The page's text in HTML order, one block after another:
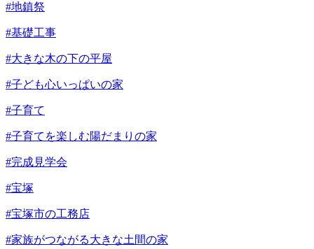
#地鎮祭
#基礎工事
#大きな木の下の平屋
#子ども心いっぱいの家
#子育て
#子育てを楽しむ陽だまりの家
#完成見学会
#宝塚
#宝塚市の工務店
#家族がつながる大きな土間の家